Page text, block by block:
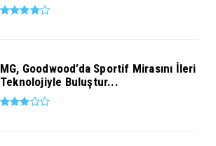
MG, Goodwood’da Sportif Mirasını İleri
Teknolojiyle Buluştur...